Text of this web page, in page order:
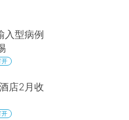
入型病例
开
店2月收
开